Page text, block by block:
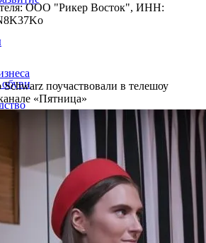
ООО "Рикер Восток", ИНН:
поучаствовали в телешоу
«Пятница»